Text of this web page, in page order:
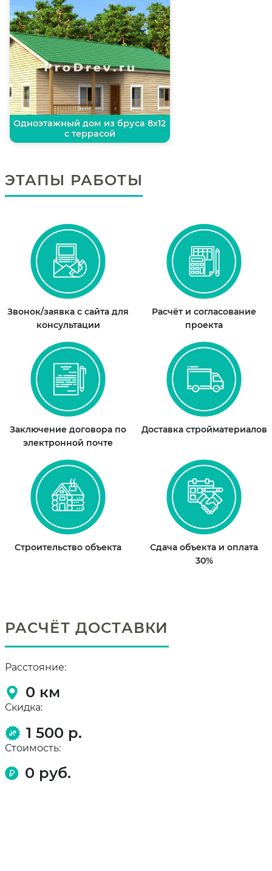
Одноэтажный дом из бруса 8х12
с террасой
ЭТАПЫ РАБОТЫ
Звонок/заявка с сайта для
консультации
Расчёт и согласование
проекта
Заключение договора по
электронной почте
Доставка стройматериалов
Строительство объекта
Сдача объекта и оплата
30%
РАСЧЁТ ДОСТАВКИ
Расстояние:
0 км
Скидка:
1 500 р.
Стоимость:
0 руб.